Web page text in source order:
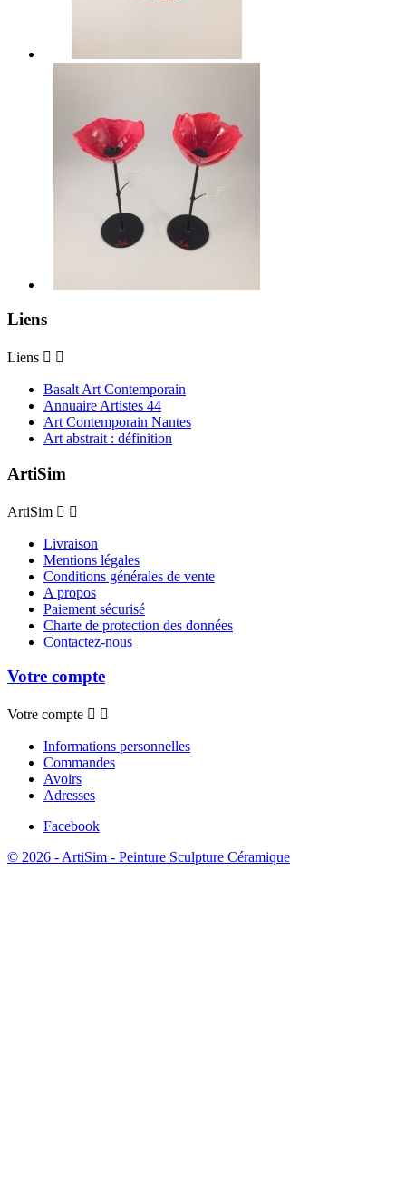
Liens
Liens  
Basalt Art Contemporain
Annuaire Artistes 44
Art Contemporain Nantes
Art abstrait : définition
ArtiSim
ArtiSim  
Livraison
Mentions légales
Conditions générales de vente
A propos
Paiement sécurisé
Charte de protection des données
Contactez-nous
Votre compte
Votre compte  
Informations personnelles
Commandes
Avoirs
Adresses
Facebook
© 2026 - ArtiSim - Peinture Sculpture Céramique